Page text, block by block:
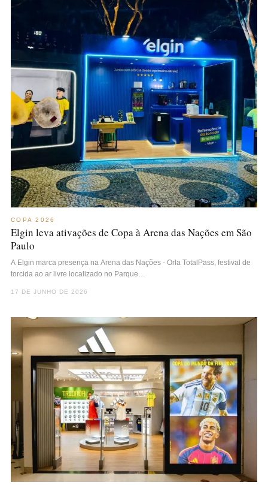
COPA 2026
Elgin leva ativações de Copa à Arena das Nações em São
Paulo
A Elgin marca presença na Arena das Nações - Orla TotalPass, festival de
torcida ao ar livre localizado no Parque…
17 DE JUNHO DE 2026